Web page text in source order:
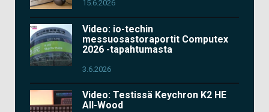
15.6.2026
Video: io-techin
messuosastoraportit Computex
2026 -tapahtumasta
3.6.2026
Video: Testissä Keychron K2 HE
All-Wood